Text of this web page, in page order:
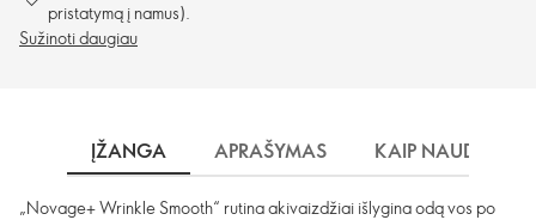
pristatymą į namus).
Sužinoti daugiau
ĮŽANGA APRAŠYMAS KAIP NAUDOTI?
„Novage+ Wrinkle Smooth“ rutina akivaizdžiai išlygina odą vos po